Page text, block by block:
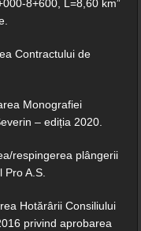
8+600, L=8,60 km”
Contractului de
Monografiei
– ediția 2020.
respingerea plângerii
Pro A.S.
Hotărârii Consiliului
privind aprobarea